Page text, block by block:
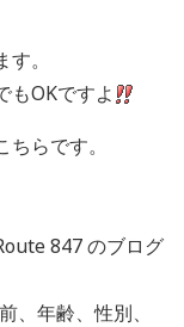
。
もOKですよ
らです。
847 のブログ
、年齢、性別、